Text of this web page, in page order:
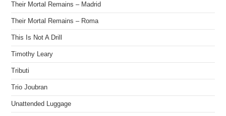
Their Mortal Remains – Madrid
Their Mortal Remains – Roma
This Is Not A Drill
Timothy Leary
Tributi
Trio Joubran
Unattended Luggage